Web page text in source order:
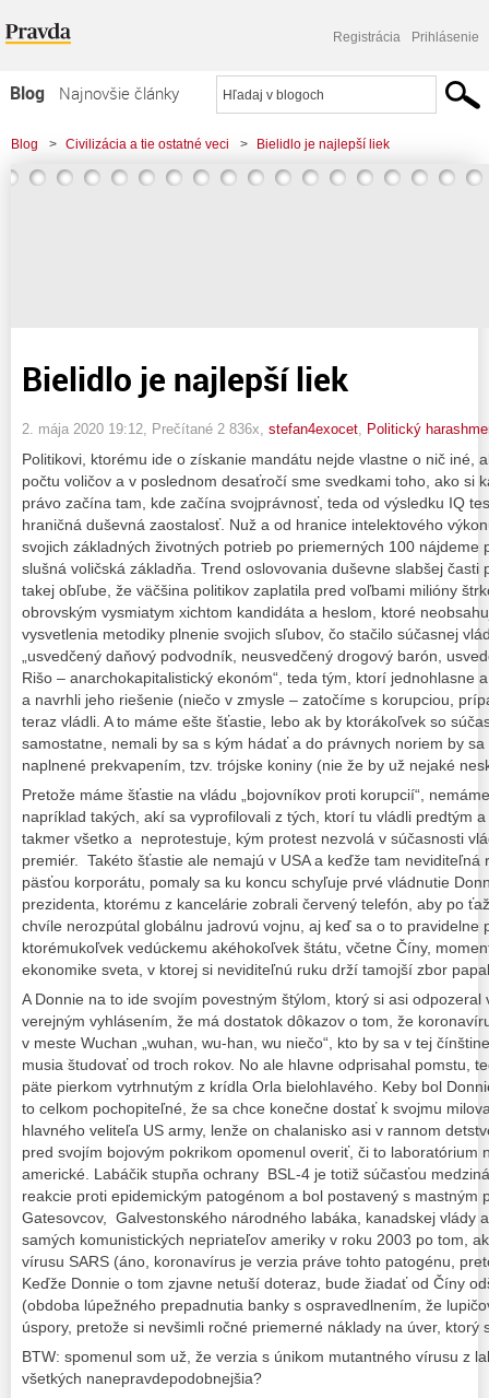
Registrácia Prihlásenie
Blog
Najnovšie články
Najčítanejšie články
Najkomentovanejšie články
Blog > Civilizácia a tie ostatné veci > Bielidlo je najlepší liek
Bielidlo je najlepší liek
2. mája 2020 19:12 , Prečítané 2 836x, stefan4exocet Politický
Politikovi, ktorému ide o získanie mandátu nejde vlastne o nič iné,
počtu voličov a v poslednom desaťročí sme svedkami toho, ako si
právo začína tam, kde začína svojprávnosť, teda od výsledku IQ
hraničná duševná zaostalosť. Nuž a od hranice intelektového
svojich základných životných potrieb po priemerných 100 nájdeme
slušná voličská základňa. Trend oslovovania duševne slabšej časti
takej obľube, že väčšina politikov zaplatila pred voľbami milióny
obrovským vysmiatym xichtom kandidáta a heslom, ktoré
vysvetlenia metodiky plnenie svojich sľubov, čo stačilo súčasnej
„usvedčený daňový podvodník, neusvedčený drogový barón,
Rišo – anarchokapitalistický ekonóm“, teda tým, ktorí jednohlasne
a navrhli jeho riešenie (niečo v zmysle – zatočíme s korupciou,
teraz vládli. A to máme ešte šťastie, lebo ak by ktorákoľvek so
samostatne, nemali by sa s kým hádať a do právnych noriem by
naplnené prekvapením, tzv. trójske koniny (nie že by už nejaké
Pretože máme šťastie na vládu „bojovníkov proti korupcií“,
napríklad takých, akí sa vyprofilovali z tých, ktorí tu vládli predtým
takmer všetko a neprotestuje, kým protest nezvolá v súčasnosti
premiér. Takéto šťastie ale nemajú v USA a keďže tam neviditeľná
päsťou korporátu, pomaly sa ku koncu schyľuje prvé vládnutie
prezidenta, ktorému z kancelárie zobrali červený telefón, aby po
chvíle nerozpútal globálnu jadrovú vojnu, aj keď sa o to pravidelne
ktorémukoľvek vedúckemu akéhokoľvek štátu, včetne Číny,
ekonomike sveta, v ktorej si neviditeľnú ruku drží tamojší zbor
A Donnie na to ide svojím povestným štýlom, ktorý si asi
verejným vyhlásením, že má dostatok dôkazov o tom, že
v meste Wuchan „wuhan, wu-han, wu niečo“, kto by sa v tej
musia študovať od troch rokov. No ale hlavne odprisahal pomstu,
päte pierkom vytrhnutým z krídla Orla bielohlavého. Keby bol
to celkom pochopiteľné, že sa chce konečne dostať k svojmu
hlavného veliteľa US army, lenže on chalanisko asi v rannom
pred svojím bojovým pokrikom opomenul overiť, či to laboratórium
americké. Labáčik stupňa ochrany BSL-4 je totiž súčasťou
reakcie proti epidemickým patogénom a bol postavený s mastným
Gatesovcov, Galvestonského národného labáka, kanadskej vlády
samých komunistických nepriateľov ameriky v roku 2003 po tom,
vírusu SARS (áno, koronavírus je verzia práve tohto patogénu,
Keďže Donnie o tom zjavne netuší doteraz, bude žiadať od Číny
(obdoba lúpežného prepadnutia banky s ospravedlnením, že
úspory, pretože si nevšimli ročné priemerné náklady na úver, ktorý
BTW: spomenul som už, že verzia s únikom mutantného vírusu z
všetkých nanepravdepodobnejšia?